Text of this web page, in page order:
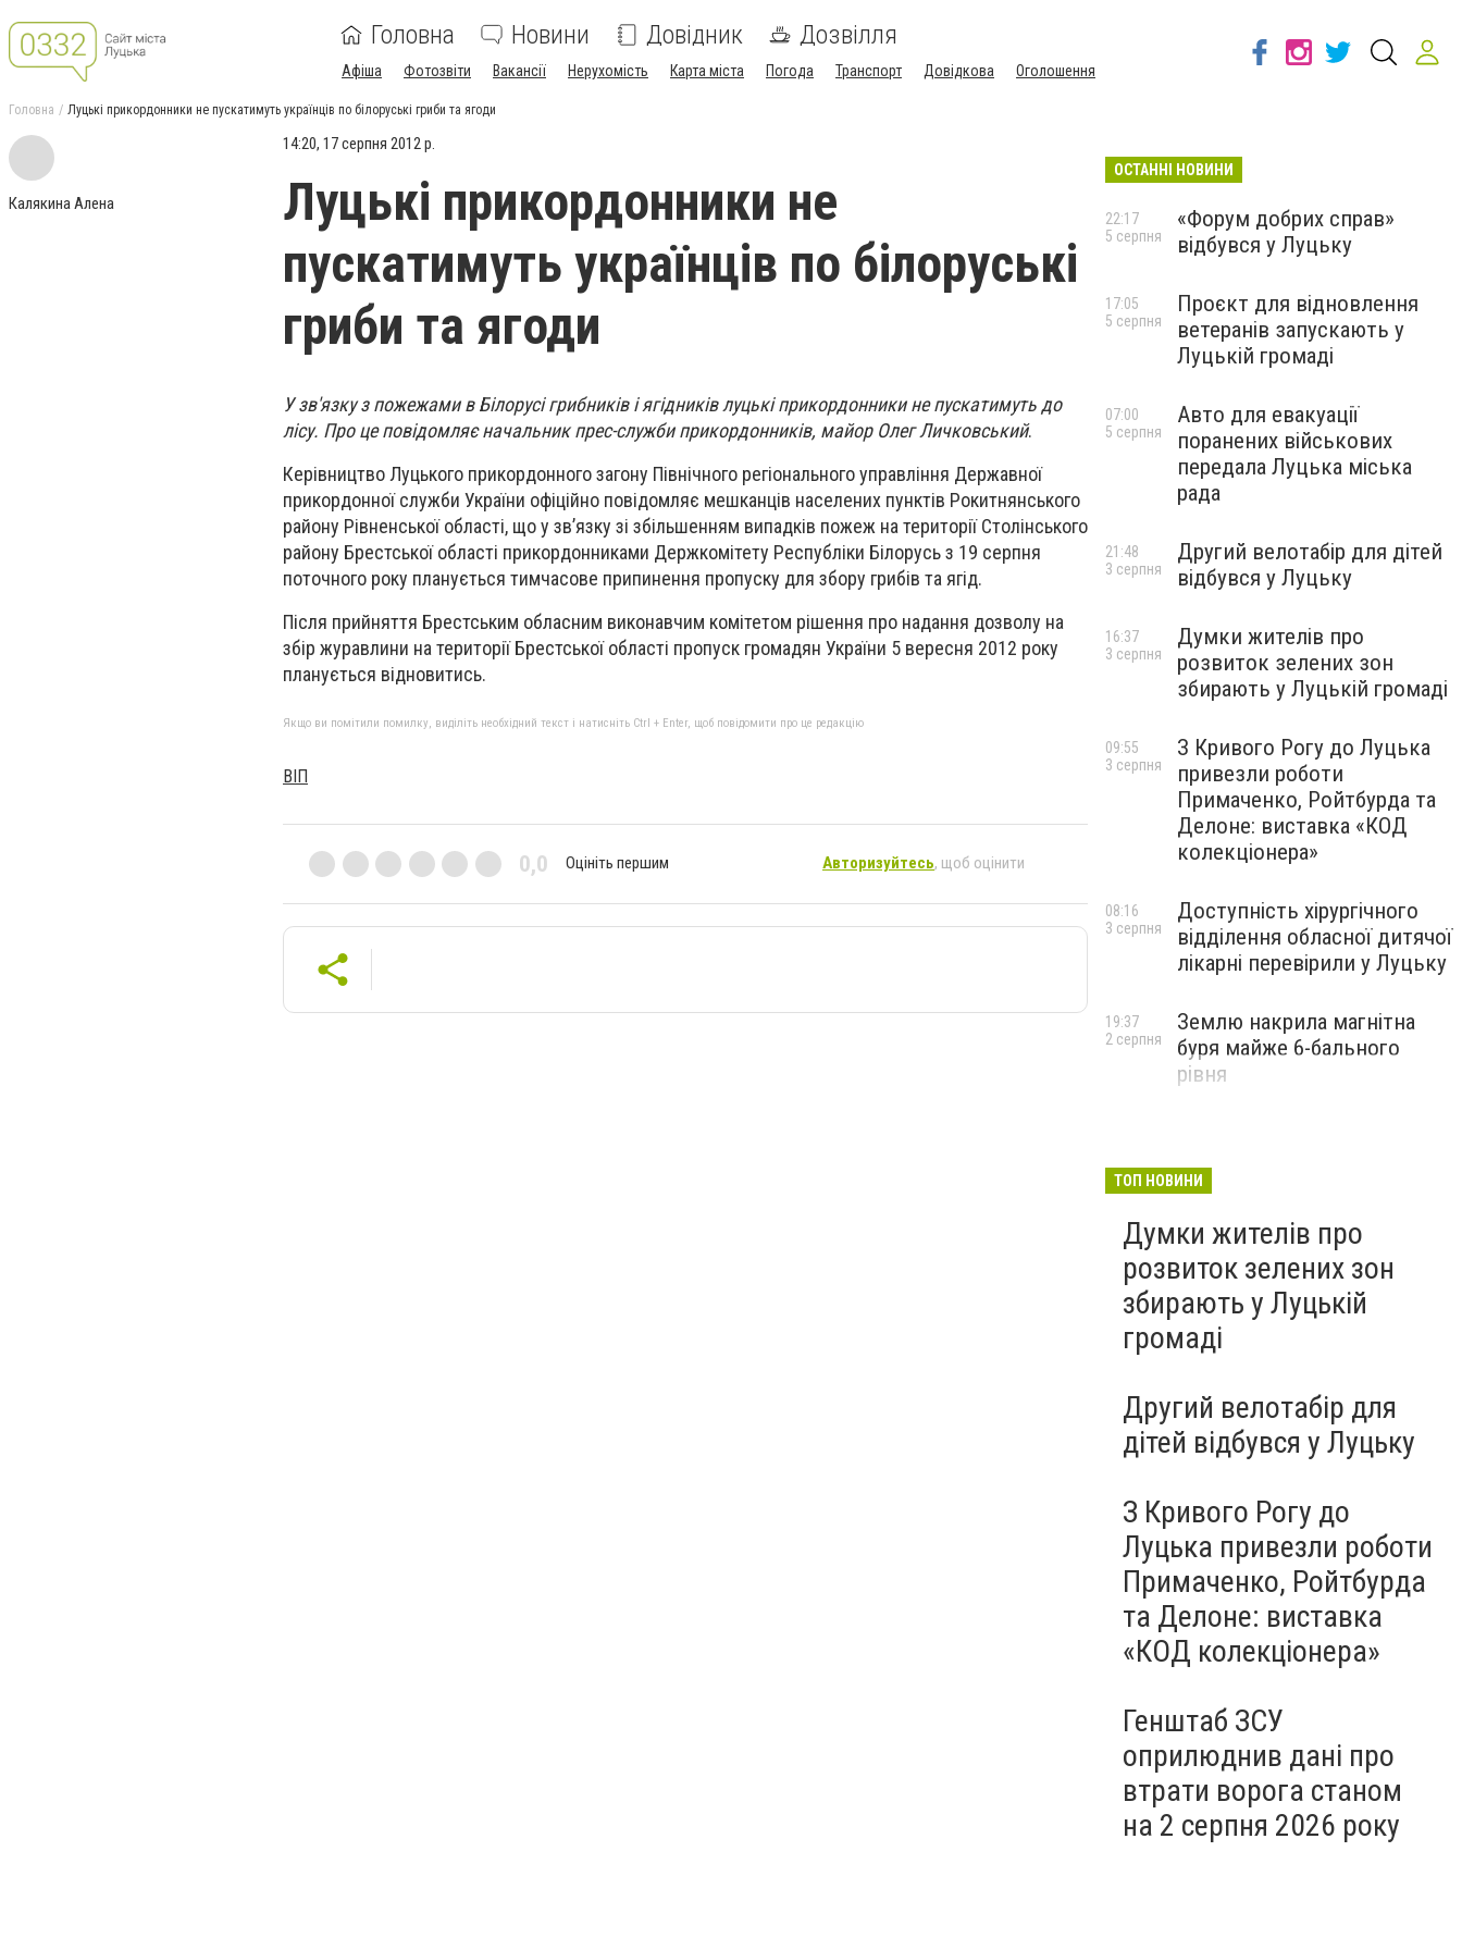
Головна Новини Довідник Дозвілля
Афіша Фотозвіти Вакансії Нерухомість Карта міста Погода Транспорт Довідкова Оголошення
Головна Луцькі прикордонники не пускатимуть українців по білоруські гриби та ягоди
Калякина Алена
14:20, 17 серпня 2012 р.
Луцькі прикордонники не
пускатимуть українців по білоруські
гриби та ягоди
У зв'язку з пожежами в Білорусі грибників і ягідників луцькі прикордонники не пускатимуть до
лісу. Про це повідомляє начальник прес-служби прикордонників, майор Олег Личковський.
Керівництво Луцького прикордонного загону Північного регіонального управління Державної
прикордонної служби України офіційно повідомляє мешканців населених пунктів Рокитнянського
району Рівненської області, що у зв’язку зі збільшенням випадків пожеж на території Столінського
району Брестської області прикордонниками Держкомітету Республіки Білорусь з 19 серпня
поточного року планується тимчасове припинення пропуску для збору грибів та ягід.
Після прийняття Брестським обласним виконавчим комітетом рішення про надання дозволу на
збір журавлини на території Брестської області пропуск громадян України 5 вересня 2012 року
планується відновитись.
Якщо ви помітили помилку, виділіть необхідний текст і натисніть Ctrl + Enter, щоб повідомити про це редакцію
ВІП
0,0 Оцініть першим Авторизуйтесь, щоб оцінити
ОСТАННІ НОВИНИ
«Форум добрих справ»
відбувся у Луцьку
22:17
5 серпня
Проєкт для відновлення
ветеранів запускають у
Луцькій громаді
17:05
5 серпня
Авто для евакуації
поранених військових
передала Луцька міська
рада
07:00
5 серпня
Другий велотабір для дітей
відбувся у Луцьку
21:48
3 серпня
Думки жителів про
розвиток зелених зон
збирають у Луцькій громаді
16:37
3 серпня
З Кривого Рогу до Луцька
привезли роботи
Примаченко, Ройтбурда та
Делоне: виставка «КОД
колекціонера»
09:55
3 серпня
Доступність хірургічного
відділення обласної дитячої
лікарні перевірили у Луцьку
08:16
3 серпня
Землю накрила магнітна
буря майже 6-бального
рівня
19:37
2 серпня
ТОП НОВИНИ
Думки жителів про
розвиток зелених зон
збирають у Луцькій
громаді
Другий велотабір для
дітей відбувся у Луцьку
З Кривого Рогу до
Луцька привезли роботи
Примаченко, Ройтбурда
та Делоне: виставка
«КОД колекціонера»
Генштаб ЗСУ
оприлюднив дані про
втрати ворога станом
на 2 серпня 2026 року